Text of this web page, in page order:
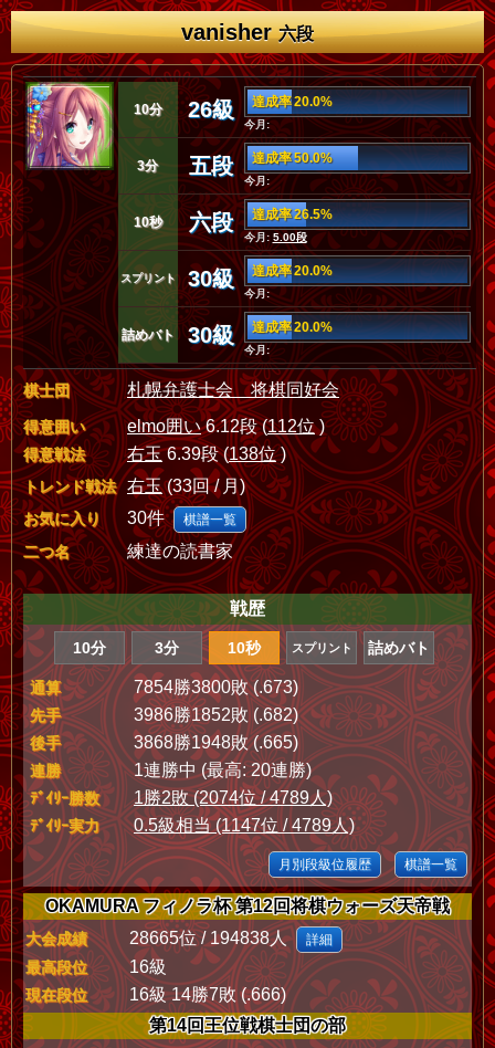
vanisher六段
10分 26級 達成率 20.0%
今月:
3分 五段 達成率 50.0%
今月:
10秒 六段 達成率 26.5%
今月: 5.00段
スプリント 30級 達成率 20.0%
今月:
詰めバト 30級 達成率 20.0%
今月:
棋士団 札幌弁護士会 将棋同好会
得意囲い elmo囲い6.12段 (112位)
得意戦法 右玉6.39段 (138位)
トレンド戦法 右玉(33回 / 月)
お気に入り 30件 棋譜一覧
二つ名 練達の読書家
戦歴
10分 3分 10秒 スプリント 詰めバト
通算 7854勝3800敗 (.673)
先手 3986勝1852敗 (.682)
後手 3868勝1948敗 (.665)
連勝 1連勝中 (最高: 20連勝)
ﾃﾞｲﾘｰ勝数 1勝2敗 (2074位 / 4789人)
ﾃﾞｲﾘｰ実力 0.5級相当 (1147位 / 4789人)
月別段級位履歴 棋譜一覧
OKAMURA フィノラ杯 第12回将棋ウォーズ天帝戦
大会成績 28665位 / 194838人 詳細
最高段位 16級
現在段位
16級 14勝7敗 (.666)
第14回王位戦棋士団の部